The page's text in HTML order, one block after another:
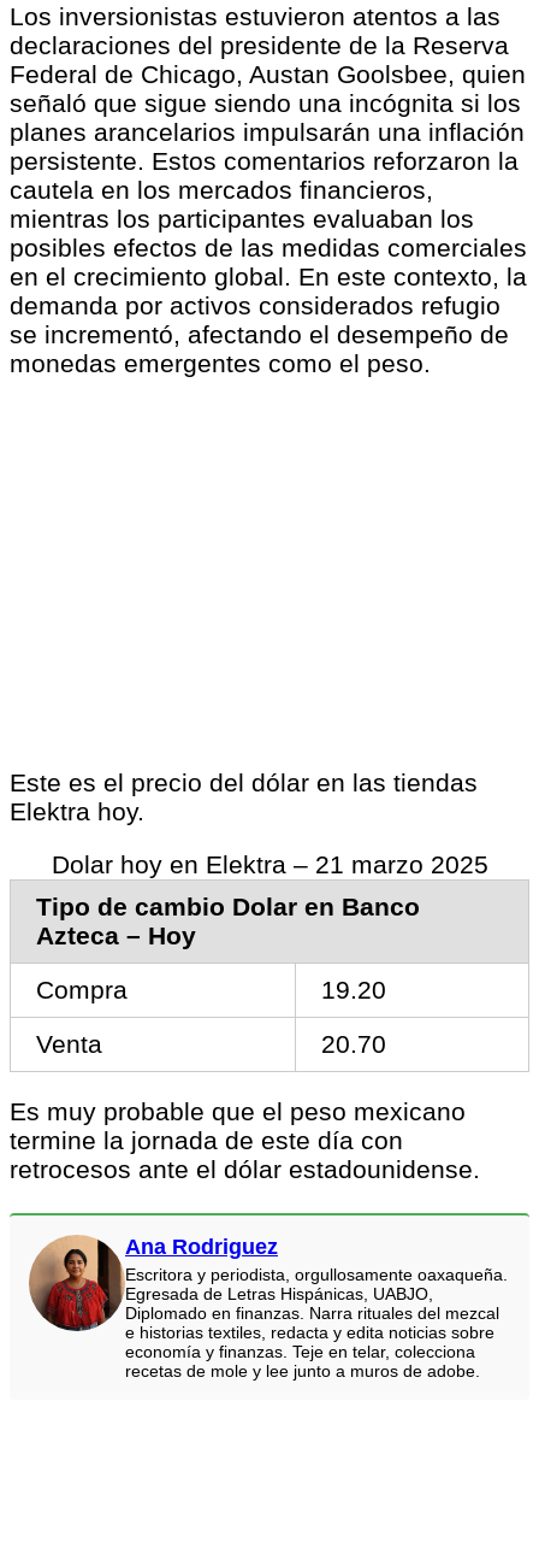
Los inversionistas estuvieron atentos a las
declaraciones del presidente de la Reserva
Federal de Chicago, Austan Goolsbee, quien
señaló que sigue siendo una incógnita si los
planes arancelarios impulsarán una inflación
persistente. Estos comentarios reforzaron la
cautela en los mercados financieros,
mientras los participantes evaluaban los
posibles efectos de las medidas comerciales
en el crecimiento global. En este contexto, la
demanda por activos considerados refugio
se incrementó, afectando el desempeño de
monedas emergentes como el peso.
Este es el precio del dólar en las tiendas
Elektra hoy.
Dolar hoy en Elektra – 21 marzo 2025
Tipo de cambio Dolar en Banco
Azteca – Hoy
Compra
19.20
Venta
20.70
Es muy probable que el peso mexicano
termine la jornada de este día con
retrocesos ante el dólar estadounidense.
Ana Rodriguez
Escritora y periodista, orgullosamente oaxaqueña.
Egresada de Letras Hispánicas, UABJO,
Diplomado en finanzas. Narra rituales del mezcal
e historias textiles, redacta y edita noticias sobre
economía y finanzas. Teje en telar, colecciona
recetas de mole y lee junto a muros de adobe.